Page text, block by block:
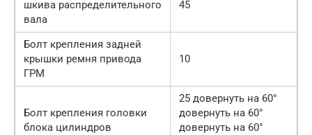
шкива распределительного
вала
45
Болт крепления задней
крышки ремня привода
ГРМ
10
Болт крепления головки
блока цилиндров
25 довернуть на 60°
довернуть на 60°
довернуть на 60°